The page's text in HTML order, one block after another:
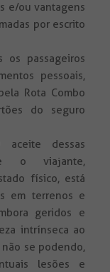
e/ou vantagens
por escrito
os passageiros
pessoais,
Rota Combo
do seguro
aceite dessas
o viajante,
físico, está
em terrenos e
geridos e
intrínseca ao
se podendo,
lesões e